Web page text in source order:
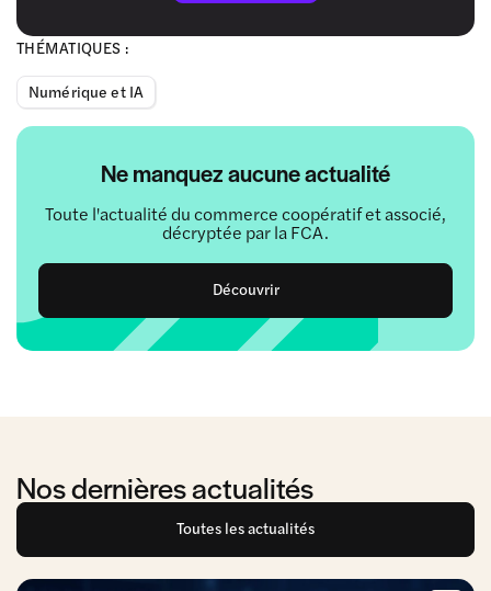
THÉMATIQUES :
Numérique et IA
Ne manquez aucune actualité
Toute l'actualité du commerce coopératif et associé,
décryptée par la FCA.
Découvrir
Nos dernières actualités
Toutes les actualités